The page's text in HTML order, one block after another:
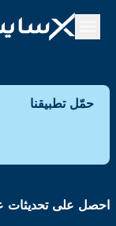
حمّل تطبيقنا
احصل على تحديثات